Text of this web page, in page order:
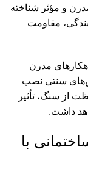
و مؤثر شناخته
مقاومت
مدرن
سنتی نصب
از سنگ، تأثیر
داشت.
با